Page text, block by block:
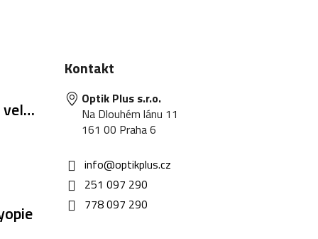
Kontakt
Optik Plus s.r.o.
Na Dlouhém lánu 11
161 00 Praha 6
info@optikplus.cz
251 097 290
778 097 290